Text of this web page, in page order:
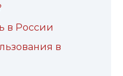
в России
в